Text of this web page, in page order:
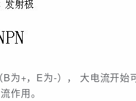
为+，E为-）， 大电流开
作用。